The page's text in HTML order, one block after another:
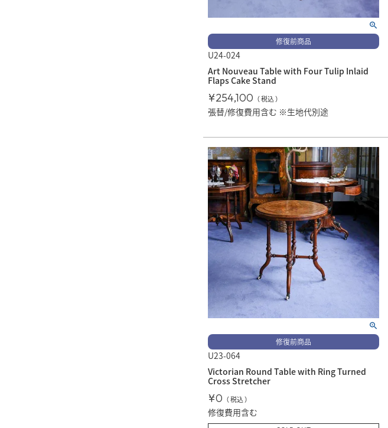
修復前商品
U24-024
Art Nouveau Table with Four Tulip Inlaid
Flaps Cake Stand
¥254,100 税込
張替/修復費用含む ※生地代別途
修復前商品
U23-064
Victorian Round Table with Ring Turned
Cross Stretcher
¥0 税込
修復費用含む